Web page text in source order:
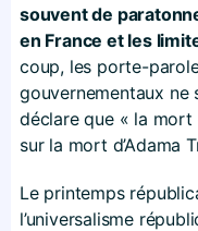
souvent de
en France et les
coup, les porte-
gouvernementaux ne
déclare que « la
sur la mort d’Adama
Le printemps
l’universalisme